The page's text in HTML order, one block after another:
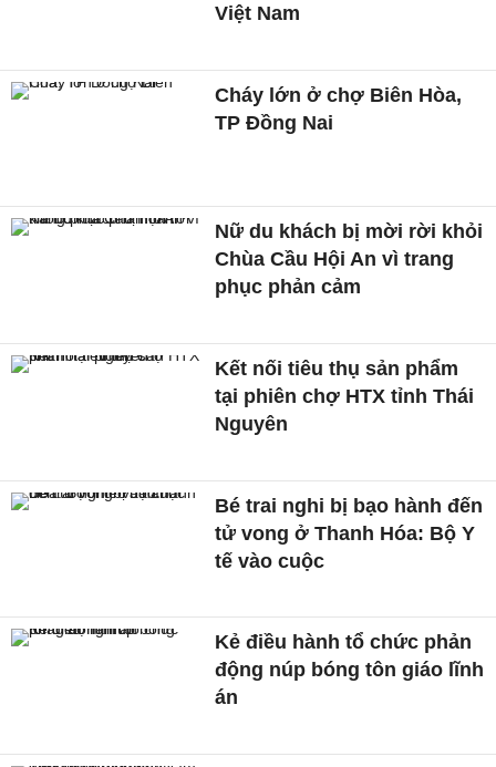
Việt Nam
Cháy lớn ở chợ Biên Hòa,
TP Đồng Nai
Nữ du khách bị mời rời khỏi
Chùa Cầu Hội An vì trang
phục phản cảm
Kết nối tiêu thụ sản phẩm
tại phiên chợ HTX tỉnh Thái
Nguyên
Bé trai nghi bị bạo hành đến
tử vong ở Thanh Hóa: Bộ Y
tế vào cuộc
Kẻ điều hành tổ chức phản
động núp bóng tôn giáo lĩnh
án